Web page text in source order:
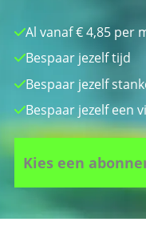
Al vanaf € 4,85 per
Bespaar jezelf tijd
Bespaar jezelf
Bespaar jezelf een
Kies een